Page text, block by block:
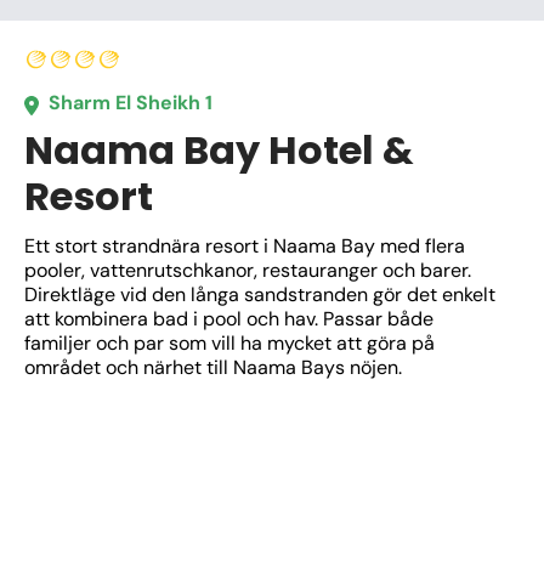
Sharm El Sheikh 1
Naama Bay Hotel &
Resort
Ett stort strandnära resort i Naama Bay med flera
pooler, vattenrutschkanor, restauranger och barer.
Direktläge vid den långa sandstranden gör det enkelt
att kombinera bad i pool och hav. Passar både
familjer och par som vill ha mycket att göra på
området och närhet till Naama Bays nöjen.